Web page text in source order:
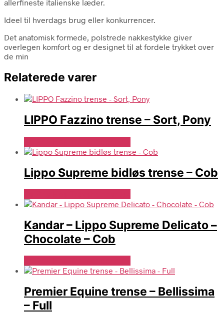
allerfineste italienske læder.
Ideel til hverdags brug eller konkurrencer.
Det anatomisk formede, polstrede nakkestykke giver
overlegen komfort og er designet til at fordele trykket over
de min
Relaterede varer
LIPPO Fazzino trense – Sort, Pony
Lippo Supreme bidløs trense – Cob
Kandar – Lippo Supreme Delicato –
Chocolate – Cob
Premier Equine trense – Bellissima
– Full